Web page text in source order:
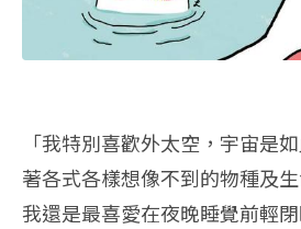
「我特別喜歡外太空，宇宙是
著各式各樣想像不到的物種及
我還是最喜愛在夜晚睡覺前輕